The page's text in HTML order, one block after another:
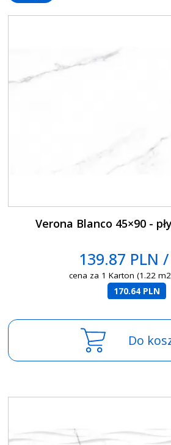
Verona Blanco 45×90 -
139.87 PLN
cena za 1 Karton (1.22
170.64 PLN
Do